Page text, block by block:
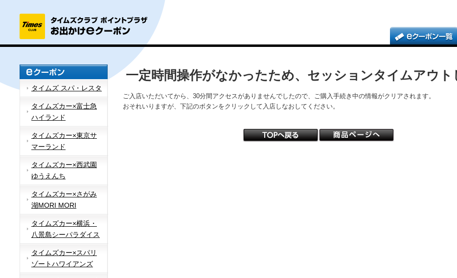
タイムズ スパ・レスタ
タイムズカー×富士急
ハイランド
タイムズカー×東京サ
マーランド
タイムズカー×西武園
ゆうえんち
タイムズカー×さがみ
湖MORI MORI
タイムズカー×横浜・
八景島シーパラダイス
タイムズカー×スパリ
ゾートハワイアンズ
一定時間操作がなかったため、セッションタイムアウト
ご入店いただいてから、30分間アクセスがありませんでしたので、ご購入手続き中の情報がクリアされます。
おそれいりますが、下記のボタンをクリックして入店しなおしてください。